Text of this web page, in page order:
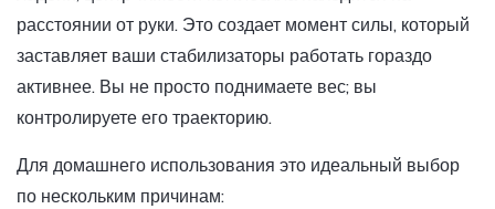
расстоянии от руки. Это создает момент силы, который
заставляет ваши стабилизаторы работать гораздо
активнее. Вы не просто поднимаете вес; вы
контролируете его траекторию.
Для домашнего использования это идеальный выбор
по нескольким причинам: